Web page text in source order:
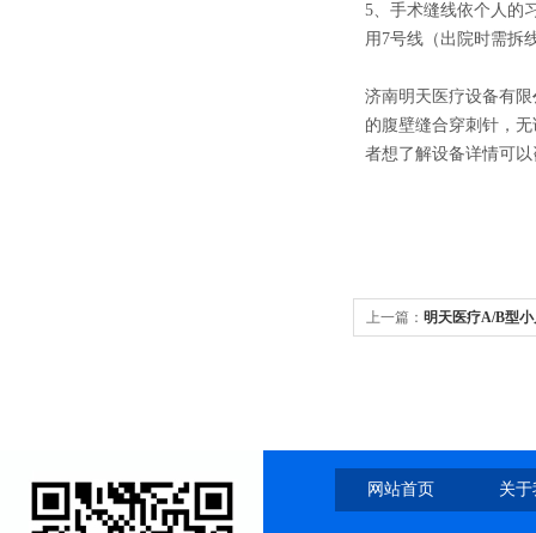
5、手术缝线依个人的
用7号线（出院时需拆
济南明天医疗设备有限
的腹壁缝合穿刺针，
者想了解设备详情可
上一篇： 明天医疗A/B型
网站首页 关